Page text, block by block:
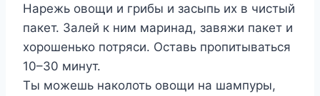
Нарежь овощи и грибы и засыпь их в чистый
пакет. Залей к ним маринад, завяжи пакет и
хорошенько потряси. Оставь пропитываться
10–30 минут.
Ты можешь наколоть овощи на шампуры,